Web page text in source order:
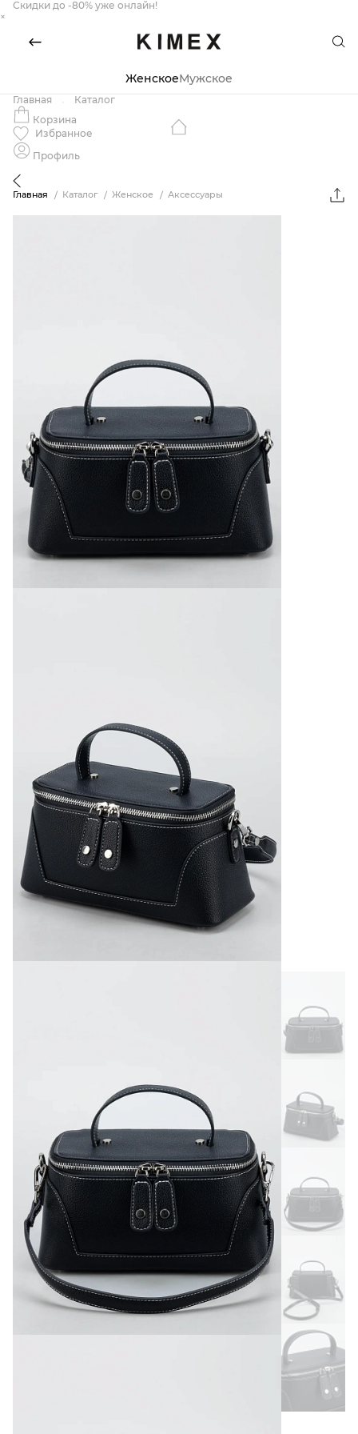
Скидки до -80% уже онлайн!
×
ЖенскоеМужское
Главная
Каталог
Корзина
Избранное
Профиль
Главная Каталог Женское Аксессуары